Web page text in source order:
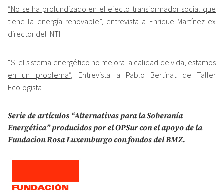
“No se ha profundizado en el efecto transformador social que
tiene la energía renovable”, entrevista a Enrique Martínez ex
director del INTI
“Si el sistema energético no mejora la calidad de vida, estamos
en un problema”, Entrevista a Pablo Bertinat de Taller
Ecologista
Serie de artículos “Alternativas para la Soberanía
Energética” producidos por el OPSur con el apoyo de la
Fundacion Rosa Luxemburgo con fondos del BMZ.